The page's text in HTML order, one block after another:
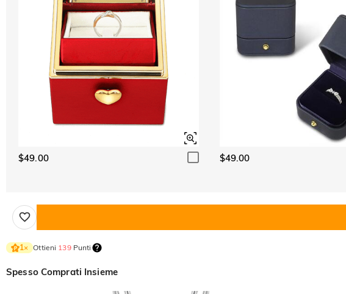
$49.00 $49.00
1× Ottieni 139Punti
Spesso Comprati Insieme